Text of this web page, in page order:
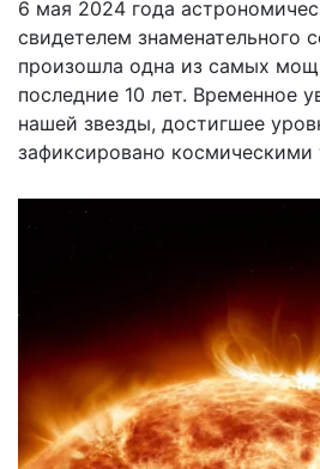
6 мая 2024 года
свидетелем знаменательного
произошла одна из самых
последние 10 лет. Временное
нашей звезды, достигшее
зафиксировано космическими